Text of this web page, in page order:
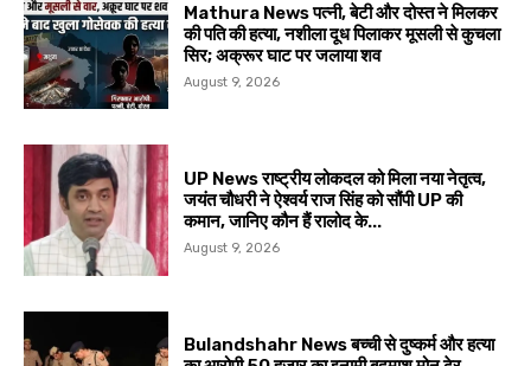
Mathura News पत्नी, बेटी और दोस्त ने मिलकर
की पति की हत्या, नशीला दूध पिलाकर मूसली से कुचला
सिर; अक्रूर घाट पर जलाया शव
August 9, 2026
UP News राष्ट्रीय लोकदल को मिला नया नेतृत्व,
जयंत चौधरी ने ऐश्वर्य राज सिंह को सौंपी UP की
कमान, जानिए कौन हैं रालोद के...
August 9, 2026
Bulandshahr News बच्ची से दुष्कर्म और हत्या